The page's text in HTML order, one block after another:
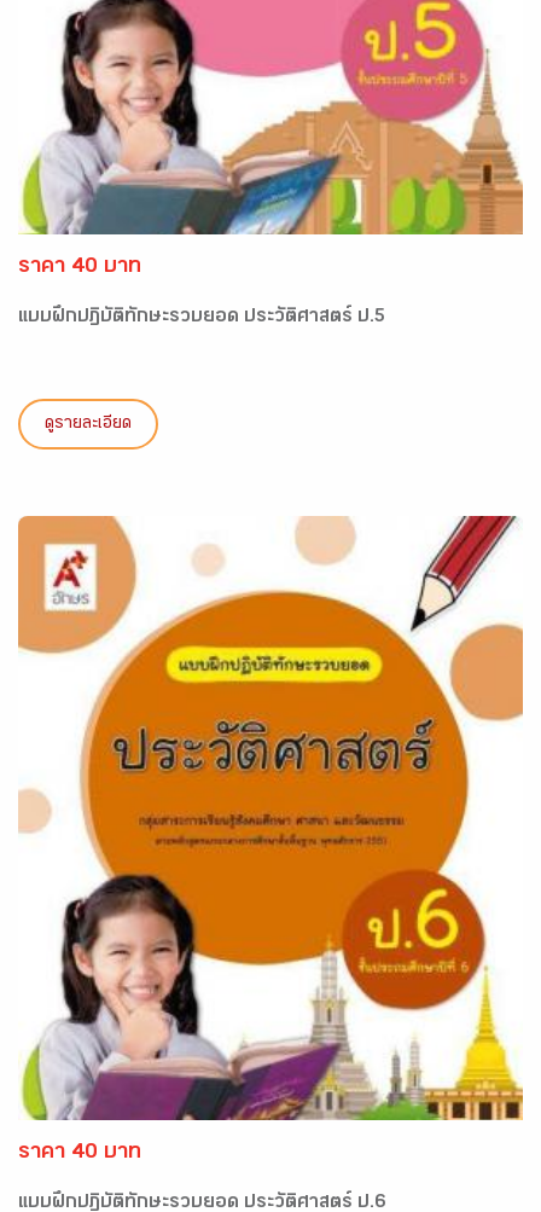
ราคา 40 บาท
แบบฝึกปฏิบัติทักษะรวบยอด ประวัติศาสตร์ ป.5
ดูรายละเอียด
ราคา 40 บาท
แบบฝึกปฏิบัติทักษะรวบยอด ประวัติศาสตร์ ป.6